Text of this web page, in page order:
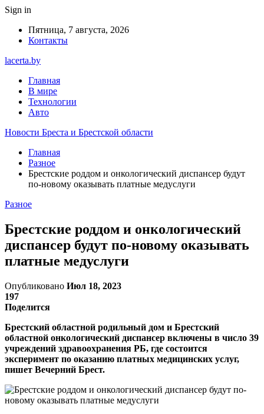
Sign in
Пятница, 7 августа, 2026
Контакты
lacerta.by
Главная
В мире
Технологии
Авто
Новости Бреста и Брестской области
Главная
Разное
Брестские роддом и онкологический диспансер будут
по-новому оказывать платные медуслуги
Разное
Брестские роддом и онкологический
диспансер будут по-новому оказывать
платные медуслуги
Опубликовано Июл 18, 2023
197
Поделится
Брестский областной родильный дом и Брестский
областной онкологический диспансер включены в число 39
учреждений здравоохранения РБ, где состоится
эксперимент по оказанию платных медицинских услуг,
пишет Вечерний Брест.